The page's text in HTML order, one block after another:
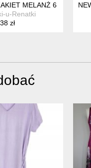
MELANŻ 6 / 34
u-Renatki
38 zł